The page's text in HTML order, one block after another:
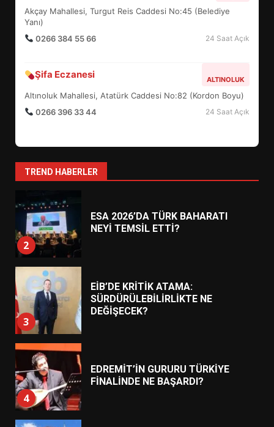
Akçay Mahallesi, Turgut Reis Caddesi No:45 (Belediye
Yanı)
0266 384 55 66
24 Saat Açık
Şifa Eczanesi ALTINOLUK
Altınoluk Mahallesi, Atatürk Caddesi No:82 (Kordon Boyu)
0266 396 33 44
24 Saat Açık
TREND HABERLER
6
7
YENİ YÖNETİM NASIL
ŞEKİLLENDİ?
1
HAREKETE GEÇİYOR: GÖZLER
2
ESA 2026’DA TÜRK BAHARATI
NEYİ TEMSİL ETTİ?
3
EİB’DE KRİTİK ATAMA:
SÜRDÜRÜLEBİLİRLİKTE NE
DEĞİŞECEK?
4
EDREMİT’İN GURURU TÜRKİYE
FİNALİNDE NE BAŞARDI?